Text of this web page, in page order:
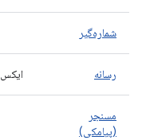
شماره‌گیر
رسانه ایکس
مسنجر
(پیامکی)